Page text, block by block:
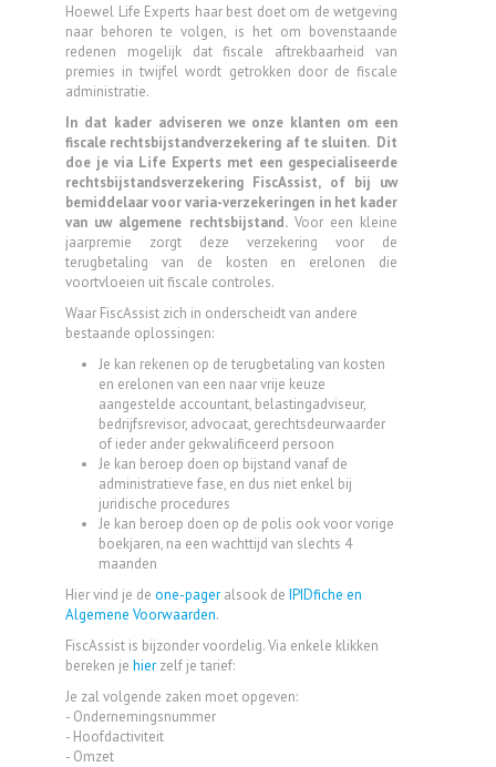
Hoewel Life Experts haar best doet om de wetgeving
naar behoren te volgen, is het om bovenstaande
redenen mogelijk dat fiscale aftrekbaarheid van
premies in twijfel wordt getrokken door de fiscale
administratie.
In dat kader adviseren we onze klanten om een
fiscale rechtsbijstandverzekering af te sluiten. Dit
doe je via Life Experts met een gespecialiseerde
rechtsbijstandsverzekering FiscAssist, of bij uw
bemiddelaar voor varia-verzekeringen in het kader
van uw algemene rechtsbijstand.Voor een kleine
jaarpremie zorgt deze verzekering voor de
terugbetaling van de kosten en erelonen die
voortvloeien uit fiscale controles.
Waar FiscAssist zich in onderscheidt van andere
bestaande oplossingen:
Je kan rekenen op de terugbetaling van kosten
en erelonen van een naar vrije keuze
aangestelde accountant, belastingadviseur,
bedrijfsrevisor, advocaat, gerechtsdeurwaarder
of ieder ander gekwalificeerd persoon
Je kan beroep doen op bijstand vanaf de
administratieve fase, en dus niet enkel bij
juridische procedures
Je kan beroep doen op de polis ook voor vorige
boekjaren, na een wachttijd van slechts 4
maanden
Hier vind je de one-pager alsook de IPIDfiche en
Algemene Voorwaarden.
FiscAssist is bijzonder voordelig. Via enkele klikken
bereken je hier zelf je tarief:
Je zal volgende zaken moet opgeven:
- Ondernemingsnummer
- Hoofdactiviteit
- Omzet